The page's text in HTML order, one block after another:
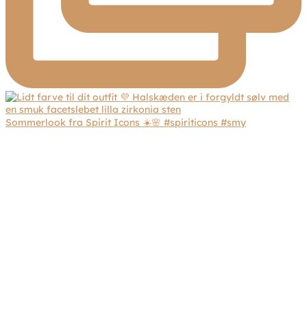
Sommerlook fra Spirit Icons ☀️🌸 #spiriticons #smy